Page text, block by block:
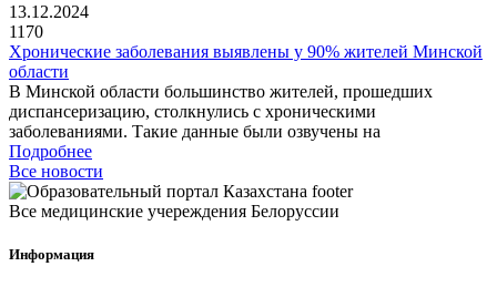
13.12.2024
1170
Хронические заболевания выявлены у 90% жителей Минской
области
В Минской области большинство жителей, прошедших
диспансеризацию, столкнулись с хроническими
заболеваниями. Такие данные были озвучены на
Подробнее
Все новости
Все медицинские учереждения Белоруссии
Информация